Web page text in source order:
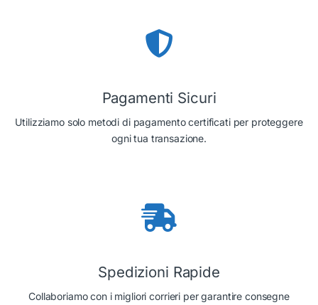
Pagamenti Sicuri
Utilizziamo solo metodi di pagamento certificati per proteggere
ogni tua transazione.
Spedizioni Rapide
Collaboriamo con i migliori corrieri per garantire consegne